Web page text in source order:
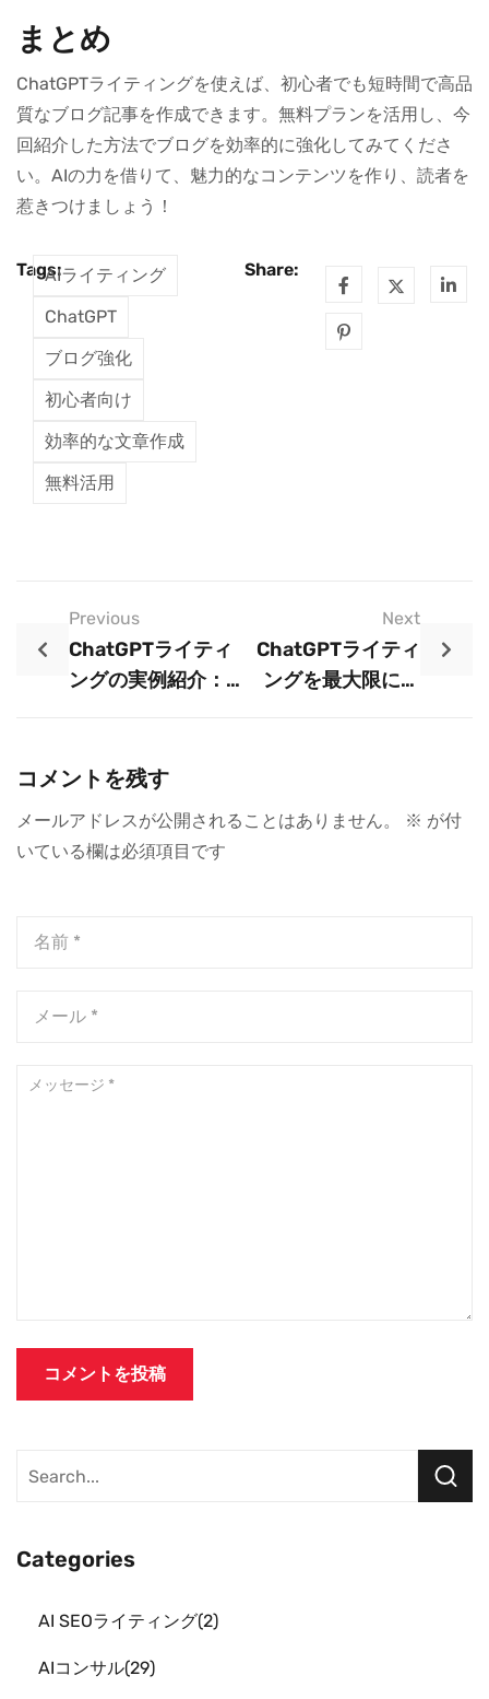
まとめ
ChatGPTライティングを使えば、初心者でも短時間で高品
質なブログ記事を作成できます。無料プランを活用し、今
回紹介した方法でブログを効率的に強化してみてくださ
い。AIの力を借りて、魅力的なコンテンツを作り、読者を
惹きつけましょう！
Tags:AIライティング
ChatGPT
ブログ強化
初心者向け
効率的な文章作成
無料活用
Share:
Previous
ChatGPTライティ
ングの実例紹介：
Next
ChatGPTライティ
ングを最大限に活
コメントを残す
メールアドレスが公開されることはありません。 ※ が付
いている欄は必須項目です
Categories
AI SEOライティング 2
AIコンサル 29